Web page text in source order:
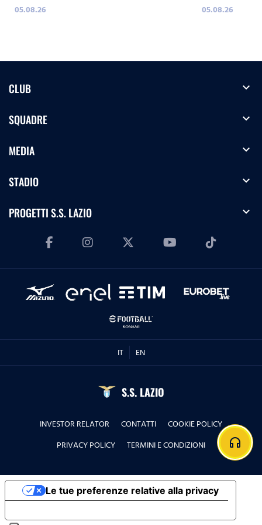
05.08.26 05.08.26
CLUB expand_more
SQUADRE expand_more
MEDIA expand_more
STADIO expand_more
PROGETTI S.S. LAZIO expand_more
IT EN
S.S. LAZIO
INVESTOR RELATOR CONTATTI
COOKIE POLICY
PRIVACY POLICY
TERMINI E CONDIZIONI headphones
Le tue preferenze relative alla privacy